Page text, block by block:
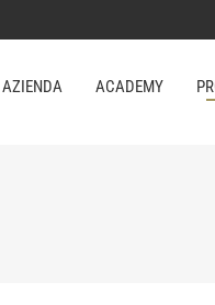
AZIENDA ACADEMY